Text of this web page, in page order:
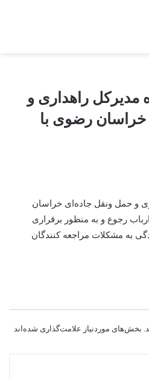
مدیرکل راهداری و
رضوی با
و حمل ونقل جاده‌ای خراسان
رجوع و به منظور برقراری
به مشکلات مراجعه کنندگان
بخش‌های موردنیاز علامت‌گذاری شده‌اند